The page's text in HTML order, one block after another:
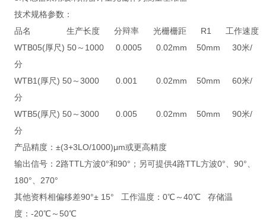
技术规格参数：
品名 生产长度 分辩率 光栅栅距 R1 工作速度
WTB05(厚尺) 50～1000 0.0005 0.02mm 50mm 30米/
分
WTB1(厚尺) 50～3000 0.001 0.02mm 50mm 60米/
分
WTB5(厚尺) 50～3000 0.005 0.02mm 50mm 90米/
分
产品精度：±(3+3LO/1000)μm或更高精度
输出信号：2路TTL方波0°和90°；另可提供4路TTL方波0°、90°、
180°、270°
其他资料相偏移差90°± 15° 工作温度：0℃～40℃ 存储温
度：-20℃～50℃